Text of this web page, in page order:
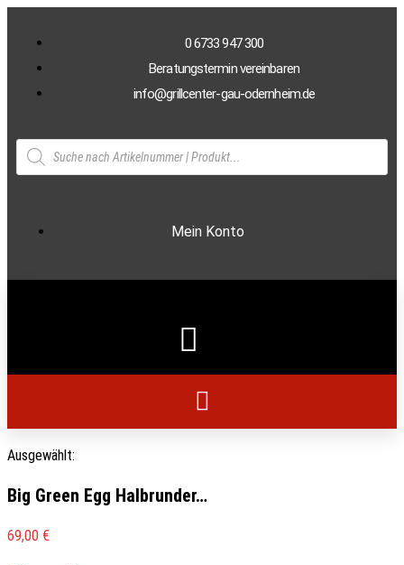
0 6733 947 300
Beratungstermin vereinbaren
info@grillcenter-gau-odernheim.de
Mein Konto
Ausgewählt:
Big Green Egg Halbrunder…
69,00 €